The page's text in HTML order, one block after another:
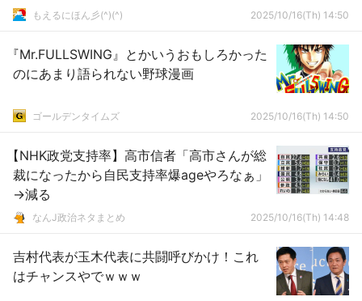
もえるにほん彡(^)(^) 2025/10/16(Th) 14:50
『Mr.FULLSWING』とかいうおもしろかった
のにあまり語られない野球漫画
ゴールデンタイムズ 2025/10/16(Th) 14:50
【NHK政党支持率】高市信者「高市さんが総
裁になったから自民支持率爆ageやろなぁ」
→減る
なんJ政治ネタまとめ 2025/10/16(Th) 14:48
吉村代表が玉木代表に共闘呼びかけ！これ
はチャンスやでｗｗｗ